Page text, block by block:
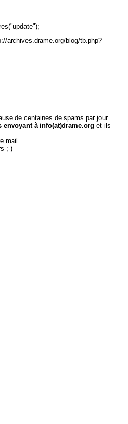
archives.drame.org/blog/tb.php?
de centaines de spams par jour.
envoyant à info(at)drame.org et ils
mail.
;-)